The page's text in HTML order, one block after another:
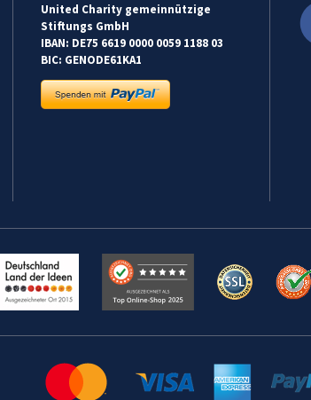
United Charity gemeinnützige
Stiftungs GmbH
IBAN: DE75 6619 0000 0059 1188 03
BIC: GENODE61KA1